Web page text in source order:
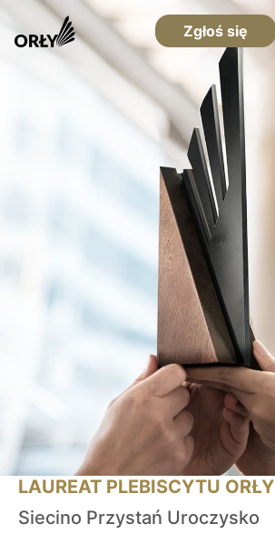
Zgłoś się
LAUREAT PLEBISCYTU ORŁY
Siecino Przystań Uroczysko